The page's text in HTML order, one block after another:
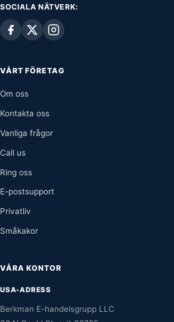
SOCIALA NÄTVERK:
VÅRT FÖRETAG
Om oss
Kontakta oss
Vanliga frågor
Call us
Ring oss
E-postsupport
Privatliv
Småkakor
VÅRA KONTOR
USA-ADRESS
Berkman E-handelsgrupp LLC